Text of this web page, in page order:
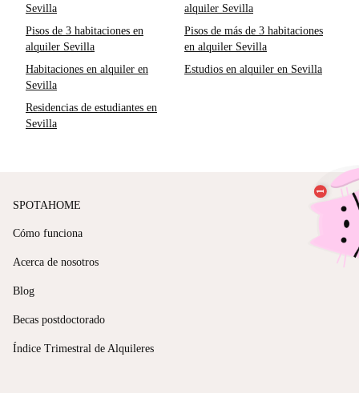
Sevilla
alquiler Sevilla
Pisos de 3 habitaciones en
alquiler Sevilla
Pisos de más de 3 habitaciones
en alquiler Sevilla
Habitaciones en alquiler en
Sevilla
Estudios en alquiler en Sevilla
Residencias de estudiantes en
Sevilla
SPOTAHOME
Cómo funciona
Acerca de nosotros
Blog
Becas postdoctorado
Índice Trimestral de Alquileres